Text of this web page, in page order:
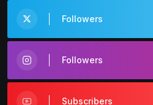
Followers
Followers
Subscribers